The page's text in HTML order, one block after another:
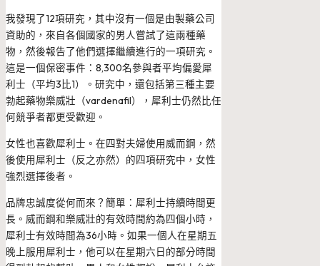
我發現了12項研究，其中沒有一個是由製藥公司
資助的，來自各個國家的男人嘗試了這兩種藥
物，然後報告了他們選擇繼續進行的一項研究。
這是一個保密事件：8,300名參與者平均偏愛犀
利士（平均3比1）。研究中，還包括第三種主要
勃起藥物樂威壯（vardenafil），犀利士仍然比任
何競爭者都更受歡迎。
女性也喜歡犀利士。在四對夫婦使用威而鋼，然
後使用犀利士（反之亦然）的四項研究中，女性
強烈選擇後者。
品牌忠誠度從何而來？簡單：犀利士持續時間更
長。威而鋼和樂威壯的有效時間約為四個小時，
犀利士有效時間為36小時。如果一個人在星期五
晚上服用犀利士，他可以在星期六日的部分時間